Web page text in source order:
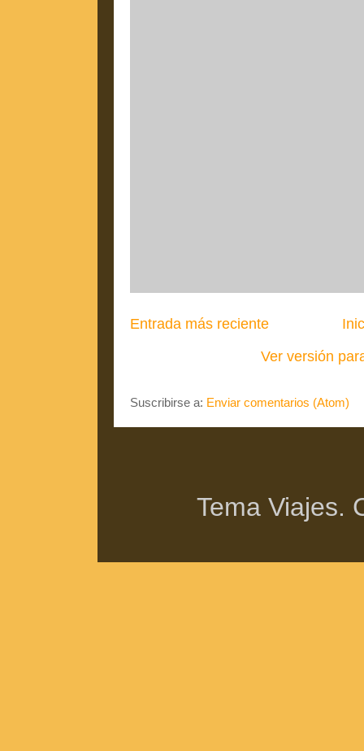
Entrada más reciente
Ver versión
Suscribirse a: Enviar comentarios (Atom)
Tema Viajes.